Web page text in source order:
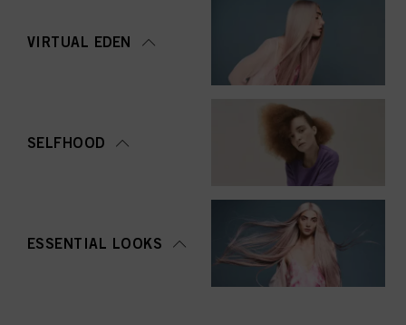
VIRTUAL EDEN
SELFHOOD
ESSENTIAL LOOKS